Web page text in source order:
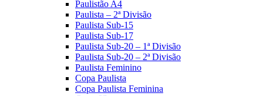
Paulistão A4
Paulista – 2ª Divisão
Paulista Sub-15
Paulista Sub-17
Paulista Sub-20 – 1ª Divisão
Paulista Sub-20 – 2ª Divisão
Paulista Feminino
Copa Paulista
Copa Paulista Feminina